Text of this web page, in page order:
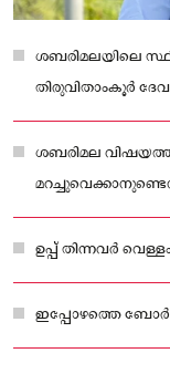
ശബരിമലയിലെ
തിരുവിതാംകൂർ
ശബരിമല
ഉപ്പ് തിന്നവർ
ഇപ്പോഴത്തെ